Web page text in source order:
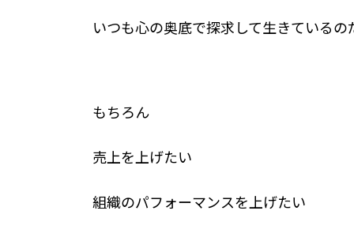
いつも心の奥底で探求して生きているの
もちろん
売上を上げたい
組織のパフォーマンスを上げたい